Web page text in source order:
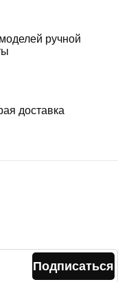
ручной
доставка
Подписаться